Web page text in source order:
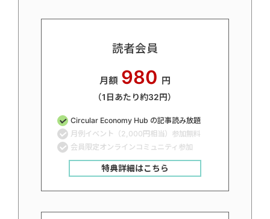
読者会員
月額 980 円
（1日あたり約32円）
Circular Economy Hub の記事読み放題
月例イベント（2,000円相当）参加無料
会員限定オンラインコミュニティ参加
特典詳細はこちら